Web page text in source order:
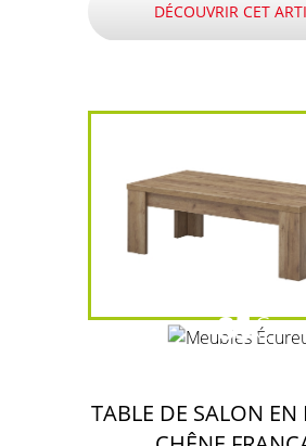
DÉCOUVRIR CET
85€
TABLE DE SALON